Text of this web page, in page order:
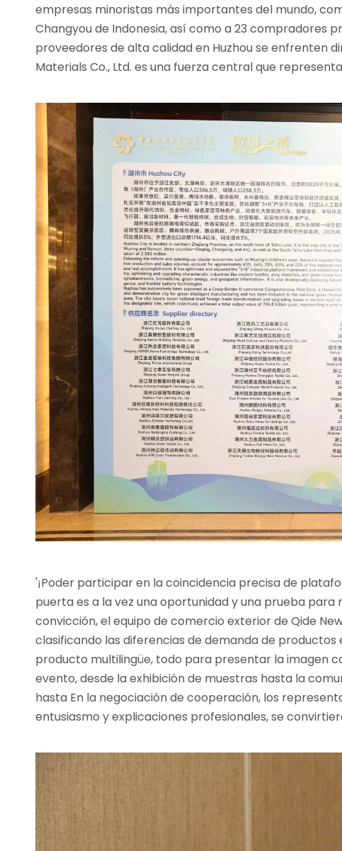
empresas minoristas más importantes del mundo,
Changyou de Indonesia, así como a 23 compradores
proveedores de alta calidad en Huzhou se enfrenten
Materials Co., Ltd. es una fuerza central que
'¡Poder participar en la coincidencia precisa de
puerta es a la vez una oportunidad y una prueba
convicción, el equipo de comercio exterior de Qide
clasificando las diferencias de demanda de
producto multilingüe, todo para presentar la imagen
evento, desde la exhibición de muestras hasta la
hasta En la negociación de cooperación, los
entusiasmo y explicaciones profesionales, se